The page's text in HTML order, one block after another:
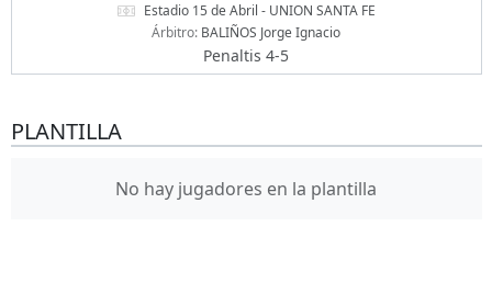
Estadio 15 de Abril - UNION SANTA FE
Árbitro: BALIÑOS Jorge Ignacio
Penaltis 4-5
PLANTILLA
No hay jugadores en la plantilla